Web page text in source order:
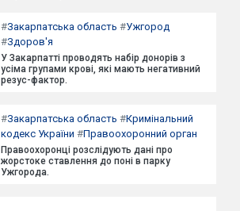
#Закарпатська область #Ужгород
#Здоров'я
У Закарпатті проводять набір донорів з
усіма групами крові, які мають негативний
резус-фактор.
#Закарпатська область #Кримінальний
кодекс України #Правоохоронний орган
Правоохоронці розслідують дані про
жорстоке ставлення до поні в парку
Ужгорода.